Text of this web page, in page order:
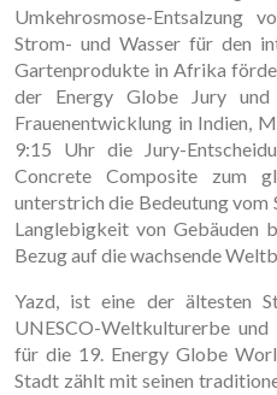
Umkehrosmose-Entsalzung
Strom- und Wasser für den
Gartenprodukte in Afrika
der Energy Globe Jury
Frauenentwicklung in Indien,
9:15 Uhr die Jury-
Concrete Composite zum
unterstrich die Bedeutung vom
Langlebigkeit von Gebäuden
Bezug auf die wachsende
Yazd, ist eine der ältesten
UNESCO-Weltkulturerbe
für die 19. Energy Globe
Stadt zählt mit seinen